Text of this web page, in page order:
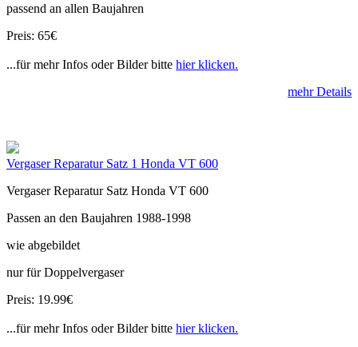
passend an allen Baujahren
Preis: 65€
...für mehr Infos oder Bilder bitte hier klicken.
mehr Details
Vergaser Reparatur Satz 1 Honda VT 600
Vergaser Reparatur Satz Honda VT 600
Passen an den Baujahren 1988-1998
wie abgebildet
nur für Doppelvergaser
Preis: 19.99€
...für mehr Infos oder Bilder bitte hier klicken.